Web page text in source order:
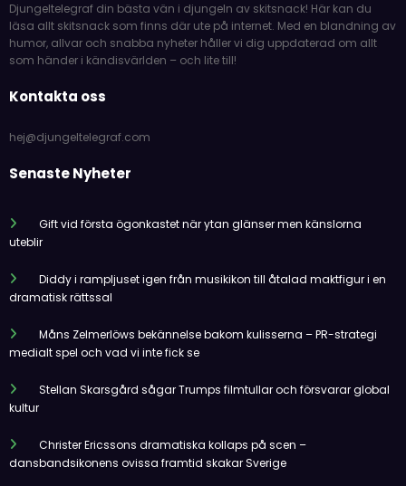
Djungeltelegraf din bästa vän i djungeln av skitsnack! Här kan du
läsa allt skitsnack som finns där ute på internet. Med en blandning av
humor, allvar och snabba nyheter håller vi dig uppdaterad om allt
som händer i kändisvärlden – och lite till!
Kontakta oss
hej@djungeltelegraf.com
Senaste Nyheter
Gift vid första ögonkastet när ytan glänser men känslorna
uteblir
Diddy i rampljuset igen från musikikon till åtalad maktfigur i en
dramatisk rättssal
Måns Zelmerlöws bekännelse bakom kulisserna – PR-strategi
medialt spel och vad vi inte fick se
Stellan Skarsgård sågar Trumps filmtullar och försvarar global
kultur
Christer Ericssons dramatiska kollaps på scen –
dansbandsikonens ovissa framtid skakar Sverige